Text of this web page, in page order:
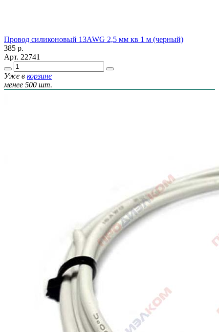
Провод силиконовый 13AWG 2,5 мм кв 1 м (черный)
385 р.
Арт. 22741
Уже в корзине
менее 500 шт.